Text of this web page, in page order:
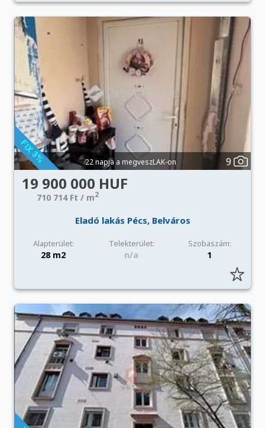
22 napja a megveszLAK-on 9
19 900 000 HUF
710 714 Ft / m2
Eladó lakás Pécs, Belváros
Alapterület: Telekterület: Szobaszám:
28 m2 n/a 1